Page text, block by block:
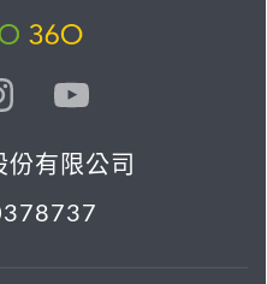
有限公司